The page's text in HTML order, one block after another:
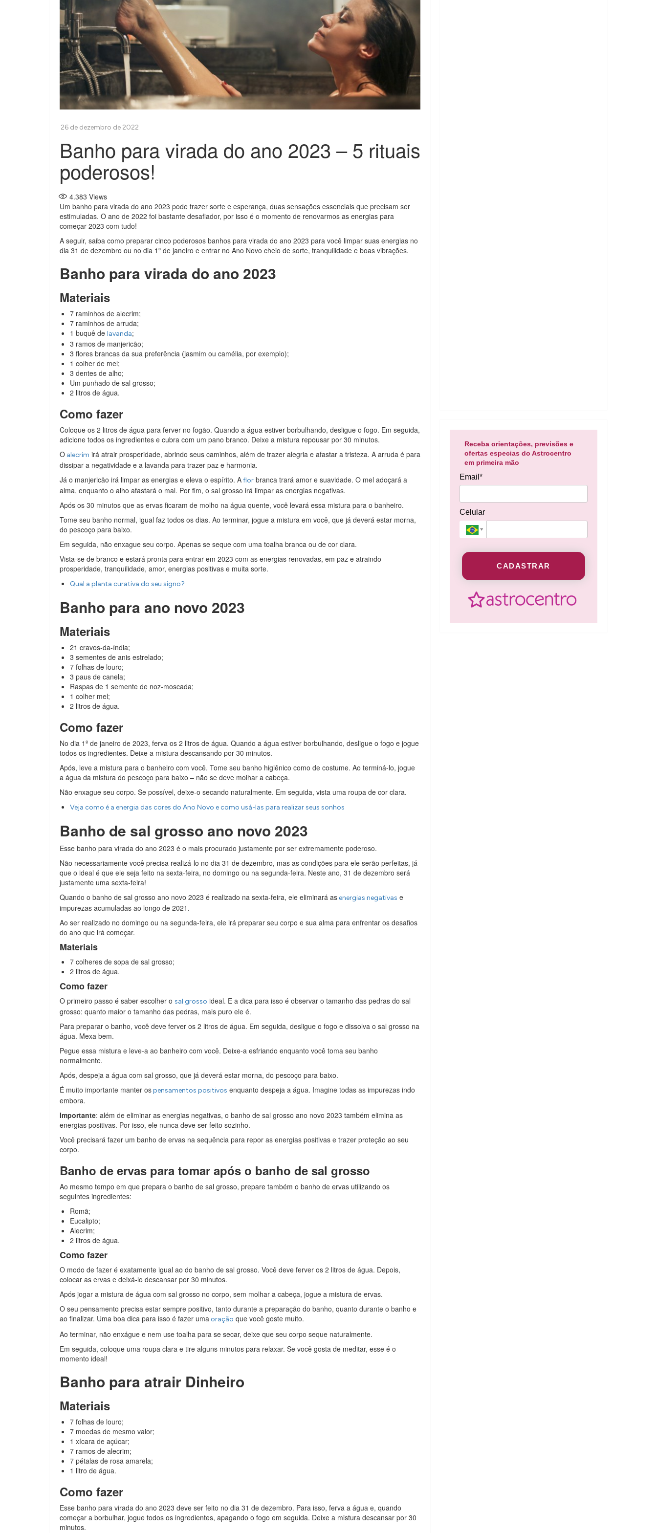
Banho para virada do ano 2023 – 5 rituais
poderosos!
4.383 Views
Um banho para virada do ano 2023 pode trazer sorte e esperança, duas sensações essenciais que precisam ser
estimuladas. O ano de 2022 foi bastante desafiador, por isso é o momento de renovarmos as energias para
começar 2023 com tudo!
A seguir, saiba como preparar cinco poderosos banhos para virada do ano 2023 para você limpar suas energias no
dia 31 de dezembro ou no dia 1º de janeiro e entrar no Ano Novo cheio de sorte, tranquilidade e boas vibrações.
Banho para virada do ano 2023
Materiais
7 raminhos de alecrim;
7 raminhos de arruda;
1 buquê de lavanda;
3 ramos de manjericão;
3 flores brancas da sua preferência (jasmim ou camélia, por exemplo);
1 colher de mel;
3 dentes de alho;
Um punhado de sal grosso;
2 litros de água.
Como fazer
Coloque os 2 litros de água para ferver no fogão. Quando a água estiver borbulhando, desligue o fogo. Em seguida,
adicione todos os ingredientes e cubra com um pano branco. Deixe a mistura repousar por 30 minutos.
O alecrim irá atrair prosperidade, abrindo seus caminhos, além de trazer alegria e afastar a tristeza. A arruda é para
dissipar a negatividade e a lavanda para trazer paz e harmonia.
Já o manjericão irá limpar as energias e eleva o espírito. Aflor branca trará amor e suavidade. O mel adoçará a
alma, enquanto o alho afastará o mal. Por fim, o sal grosso irá limpar as energias negativas.
Após os 30 minutos que as ervas ficaram de molho na água quente, você levará essa mistura para o banheiro.
Tome seu banho normal, igual faz todos os dias. Ao terminar, jogue a mistura em você, que já deverá estar morna,
do pescoço para baixo.
Em seguida, não enxague seu corpo. Apenas se seque com uma toalha branca ou de cor clara.
Vista-se de branco e estará pronta para entrar em 2023 com as energias renovadas, em paz e atraindo
prosperidade, tranquilidade, amor, energias positivas e muita sorte.
Qual a planta curativa do seu signo?
Banho para ano novo 2023
Materiais
21 cravos-da-índia;
3 sementes de anis estrelado;
7 folhas de louro;
3 paus de canela;
Raspas de 1 semente de noz-moscada;
1 colher mel;
2 litros de água.
Como fazer
No dia 1º de janeiro de 2023, ferva os 2 litros de água. Quando a água estiver borbulhando, desligue o fogo e jogue
todos os ingredientes. Deixe a mistura descansando por 30 minutos.
Após, leve a mistura para o banheiro com você. Tome seu banho higiênico como de costume. Ao terminá-lo, jogue
a água da mistura do pescoço para baixo – não se deve molhar a cabeça.
Não enxague seu corpo. Se possível, deixe-o secando naturalmente. Em seguida, vista uma roupa de cor clara.
Veja como é a energia das cores do Ano Novo e como usá-las para realizar seus sonhos
Banho de sal grosso ano novo 2023
Esse banho para virada do ano 2023 é o mais procurado justamente por ser extremamente poderoso.
Não necessariamente você precisa realizá-lo no dia 31 de dezembro, mas as condições para ele serão perfeitas, já
que o ideal é que ele seja feito na sexta-feira, no domingo ou na segunda-feira. Neste ano, 31 de dezembro será
justamente uma sexta-feira!
Quando o banho de sal grosso ano novo 2023 é realizado na sexta-feira, ele eliminará asenergias negativas e
impurezas acumuladas ao longo de 2021.
Ao ser realizado no domingo ou na segunda-feira, ele irá preparar seu corpo e sua alma para enfrentar os desafios
do ano que irá começar.
Materiais
7 colheres de sopa de sal grosso;
2 litros de água.
Como fazer
O primeiro passo é saber escolher o sal grosso ideal. E a dica para isso é observar o tamanho das pedras do sal
grosso: quanto maior o tamanho das pedras, mais puro ele é.
Para preparar o banho, você deve ferver os 2 litros de água. Em seguida, desligue o fogo e dissolva o sal grosso na
água. Mexa bem.
Pegue essa mistura e leve-a ao banheiro com você. Deixe-a esfriando enquanto você toma seu banho
normalmente.
Após, despeja a água com sal grosso, que já deverá estar morna, do pescoço para baixo.
É muito importante manter ospensamentos positivos enquanto despeja a água. Imagine todas as impurezas indo
embora.
Importante: além de eliminar as energias negativas, o banho de sal grosso ano novo 2023 também elimina as
energias positivas. Por isso, ele nunca deve ser feito sozinho.
Você precisará fazer um banho de ervas na sequência para repor as energias positivas e trazer proteção ao seu
corpo.
Banho de ervas para tomar após o banho de sal grosso
Ao mesmo tempo em que prepara o banho de sal grosso, prepare também o banho de ervas utilizando os
seguintes ingredientes:
Romã;
Eucalipto;
Alecrim;
2 litros de água.
Como fazer
O modo de fazer é exatamente igual ao do banho de sal grosso. Você deve ferver os 2 litros de água. Depois,
colocar as ervas e deixá-lo descansar por 30 minutos.
Após jogar a mistura de água com sal grosso no corpo, sem molhar a cabeça, jogue a mistura de ervas.
O seu pensamento precisa estar sempre positivo, tanto durante a preparação do banho, quanto durante o banho e
ao finalizar. Uma boa dica para isso é fazer umaoração que você goste muito.
Ao terminar, não enxágue e nem use toalha para se secar, deixe que seu corpo seque naturalmente.
Em seguida, coloque uma roupa clara e tire alguns minutos para relaxar. Se você gosta de meditar, esse é o
momento ideal!
Banho para atrair Dinheiro
Materiais
7 folhas de louro;
7 moedas de mesmo valor;
1 xícara de açúcar;
7 ramos de alecrim;
7 pétalas de rosa amarela;
1 litro de água.
Como fazer
Esse banho para virada do ano 2023 deve ser feito no dia 31 de dezembro. Para isso, ferva a água e, quando
começar a borbulhar, jogue todos os ingredientes, apagando o fogo em seguida. Deixe a mistura descansar por 30
minutos.
Receba orientações, previsões e
ofertas especias do Astrocentro
em primeira mão
Email*
Celular
CADASTRAR